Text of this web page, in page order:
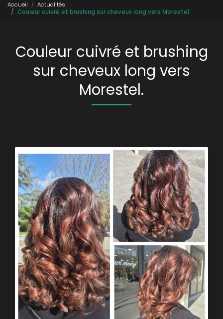
Accueil
Actualités
Couleur cuivré et brushing sur cheveux long vers Morestel.
Couleur cuivré et brushing
sur cheveux long vers
Morestel.